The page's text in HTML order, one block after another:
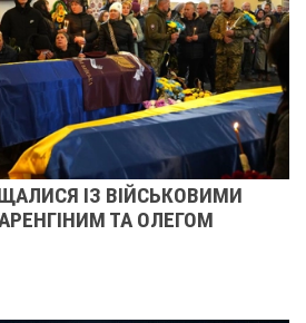
ІЗ ВІЙСЬКОВИМИ
ТА ОЛЕГОМ